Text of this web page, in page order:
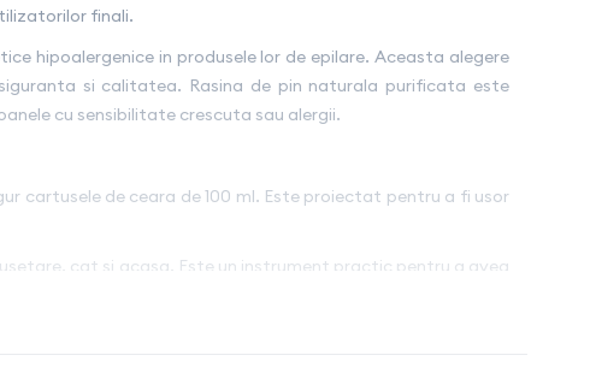
finali.
hipoalergenice in produsele lor de epilare. Aceasta alegere
si calitatea. Rasina de pin naturala purificata este
cu sensibilitate crescuta sau alergii.
cartusele de ceara de 100 ml. Este proiectat pentru a fi usor
cat si acasa. Este un instrument practic pentru a avea